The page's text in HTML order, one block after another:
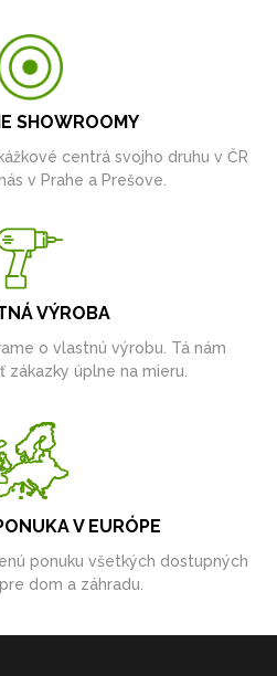
SHOWROOMY
centrá svojho druhu v ČR
v Prahe a Prešove.
VÝROBA
o vlastnú výrobu. Tá nám
úplne na mieru.
V EURÓPE
ponuku všetkých dostupných
dom a záhradu.